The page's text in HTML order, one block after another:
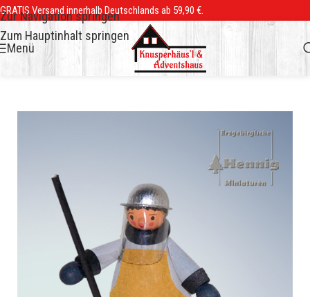
Zur Navigation springen
Zum Hauptinhalt springen
GRATIS Versand innerhalb Deutschlands ab 59,90 €.
Menü